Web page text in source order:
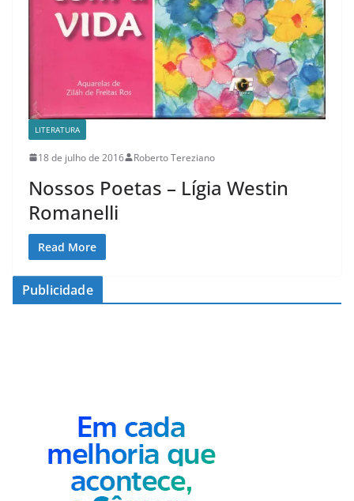
LITERATURA
18 de julho de 2016 Roberto Tereziano
Nossos Poetas – Lígia Westin
Romanelli
Read More
Publicidade